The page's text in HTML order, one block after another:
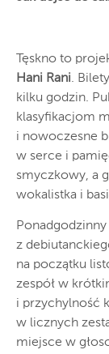
Tęskno to
Hani Rani.
kilku godzin.
klasyfikacjom
i nowoczesne
w serce i
smyczkowy, a
wokalistka i
z
na początku
zespół w
i przychylność
w licznych
miejsce w